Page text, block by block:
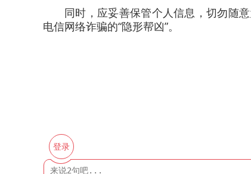
同时，应妥善保管个人信息，切勿随
电信网络诈骗的“隐形帮凶”。
登录